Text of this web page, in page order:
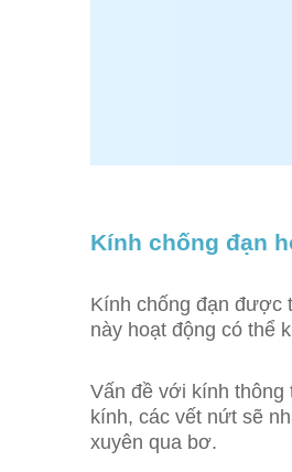
Kính chống đạn
Kính chống đạn được
này hoạt động có thể
Vấn đề với kính
kính, các vết nứt sẽ
xuyên qua bơ.